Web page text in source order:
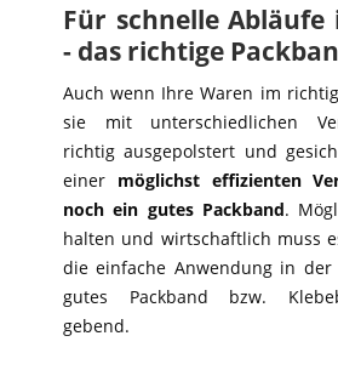
Für schnelle Abläufe
- das richtige
Auch wenn Ihre Waren im
sie mit unterschiedlichen
richtig ausgepolstert und
einer möglichst effizienten
noch ein gutes Packband.
halten und wirtschaftlich muss
die einfache Anwendung in
gutes Packband bzw.
gebend.